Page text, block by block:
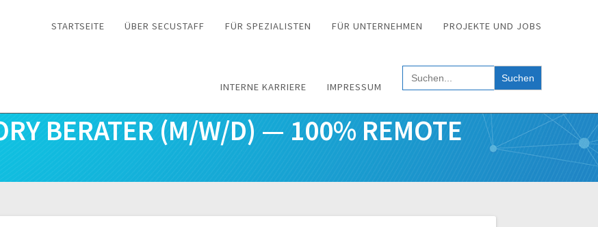
STARTSEITE ÜBER SECUSTAFF FÜR SPEZIALISTEN FÜR UNTERNEHMEN PROJEKTE UND JOBS
INTERNE KARRIERE IMPRESSUM
Search
for:
BERATER (M/W/D) — 100% REMOTE